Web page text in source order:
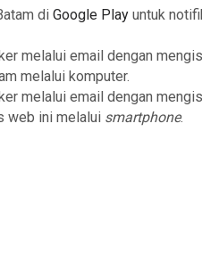
di Google Play untuk
melalui email dengan
melalui komputer.
melalui email dengan
web ini melalui smartphone.